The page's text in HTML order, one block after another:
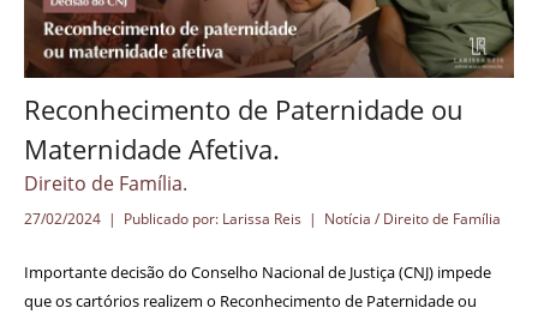
Reconhecimento de Paternidade ou
Maternidade Afetiva.
Direito de Família.
27/02/2024 | Publicado por: Larissa Reis | Notícia / Direito de Família
Importante decisão do Conselho Nacional de Justiça (CNJ) impede
que os cartórios realizem o Reconhecimento de Paternidade ou